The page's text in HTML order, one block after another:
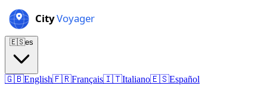
🇪🇸es
🇬🇧English🇫🇷Français🇮🇹Italiano🇪🇸Español